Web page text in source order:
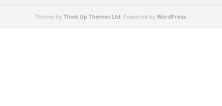
Theme by Think Up Themes Ltd . Powered by WordPress